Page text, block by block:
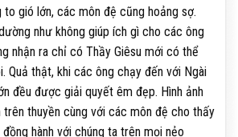
to gió lớn, các môn đệ cũng hoảng sợ.
như không giúp ích gì cho các ông
nhận ra chỉ có Thầy Giêsu mới có thể
Quả thật, khi các ông chạy đến với Ngài
đều được giải quyết êm đẹp. Hình ảnh
trên thuyền cùng với các môn đệ cho thấy
hành với chúng ta trên mọi nẻo